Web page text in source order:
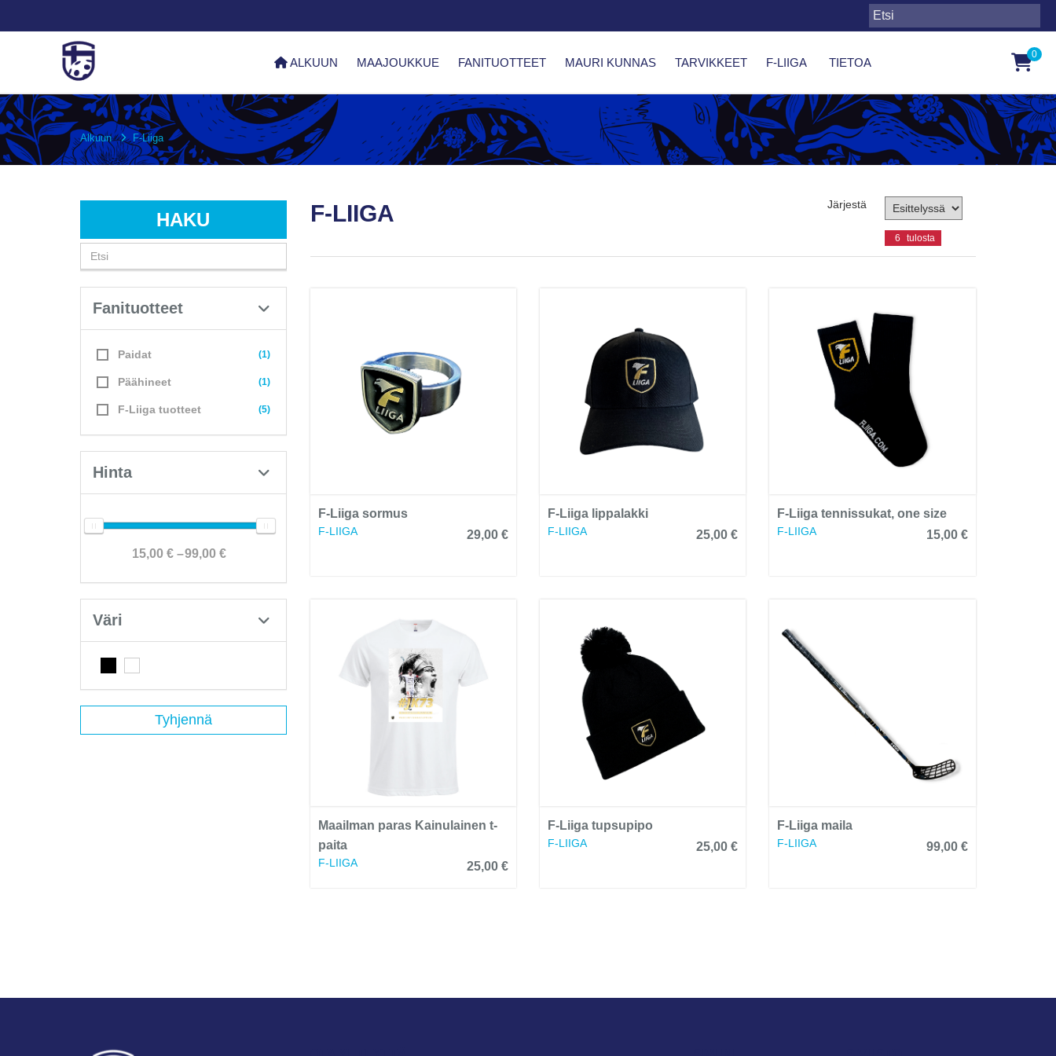
0
ALKUUN MAAJOUKKUE FANITUOTTEET MAURI KUNNAS TARVIKKEET F-LIIGA TIETOA
Alkuun F-Liiga
HAKU
Fanituotteet
Paidat (1)
Päähineet (1)
F-Liiga tuotteet (5)
Hinta
15,00 € 99,00 €
Väri
Tyhjennä
F-LIIGA Järjestä
6 tulosta
F-Liiga sormus
F-LIIGA 29,00 €
F-Liiga lippalakki
F-LIIGA 25,00 €
F-Liiga tennissukat, one size
F-LIIGA 15,00 €
Maailman paras Kainulainen t-
paita
F-LIIGA 25,00 €
F-Liiga tupsupipo
F-LIIGA 25,00 €
F-Liiga maila
F-LIIGA 99,00 €